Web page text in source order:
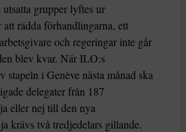
grupper lyftes ur
rädda förhandlingarna, ett
och regeringar inte går
blev kvar. När ILO:s
stapeln i Genève nästa månad ska
delegater från 187
eller nej till den nya
krävs två tredjedelars gillande.